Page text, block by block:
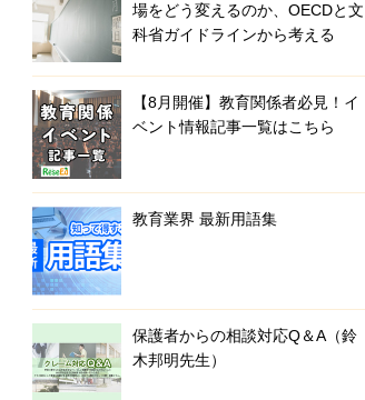
場をどう変えるのか、OECDと文
科省ガイドラインから考える
【8月開催】教育関係者必見！イ
ベント情報記事一覧はこちら
教育業界 最新用語集
保護者からの相談対応Q＆A（鈴
木邦明先生）